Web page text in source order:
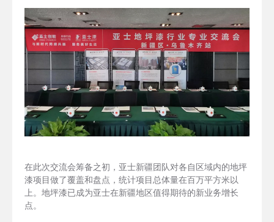
在此次交流会筹备之初，亚士新疆团队对各自区域内的地坪
漆项目做了覆盖和盘点，统计项目总体量在百万平方米以
上。地坪漆已成为亚士在新疆地区值得期待的新业务增长
点。